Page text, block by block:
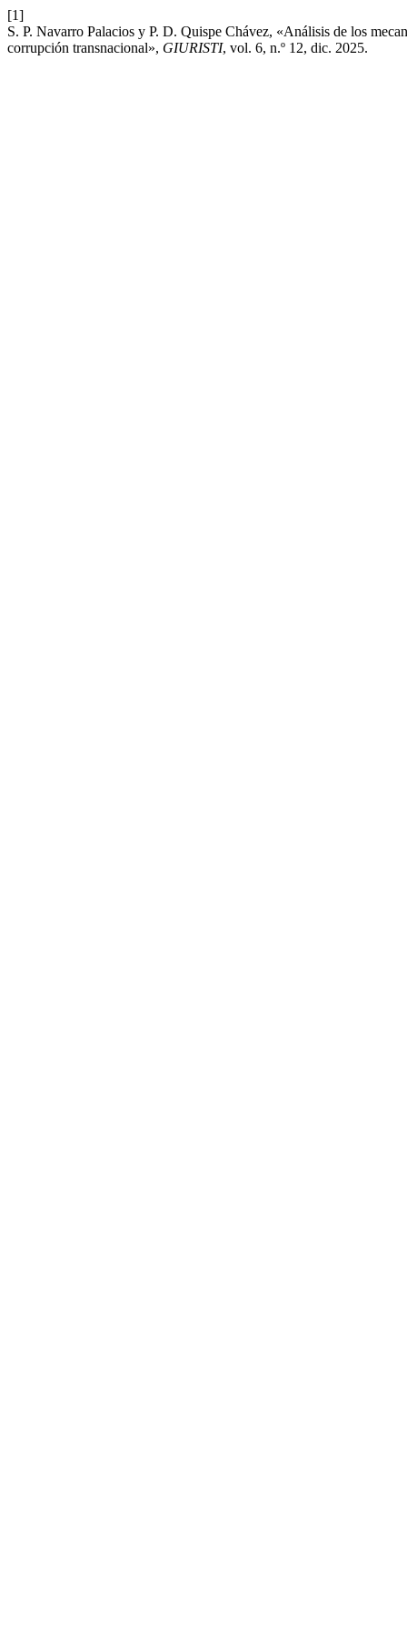
[1]
S. P. Navarro Palacios y P. D. Quispe Chávez, «Análisis de los
corrupción transnacional», GIURISTI, vol. 6, n.º 12, dic. 2025.